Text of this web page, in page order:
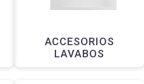
ACCESORIOS
LAVABOS